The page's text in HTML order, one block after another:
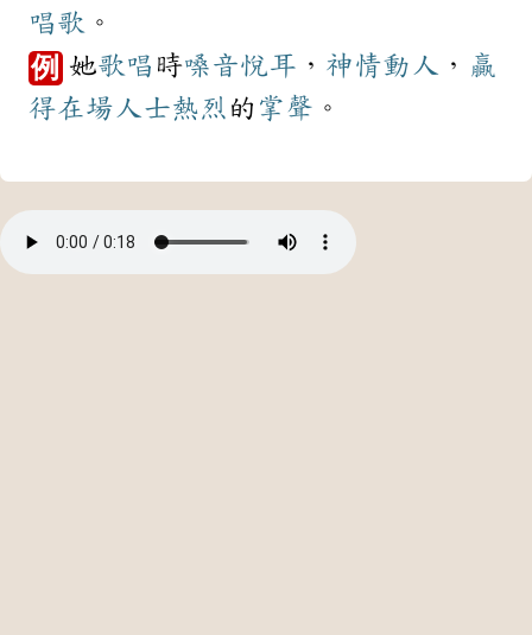
唱歌 。
例 她歌唱 時嗓音悅耳 ， 神情動人 ， 贏
得在場人士熱烈 的 掌聲 。